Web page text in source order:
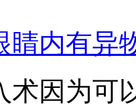
睛内有异
术因为可